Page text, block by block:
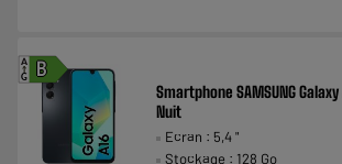
B
A
G
Smartphone SAMSUNG Galaxy
Nuit
Ecran : 5,4 "
Stockage : 128 Go